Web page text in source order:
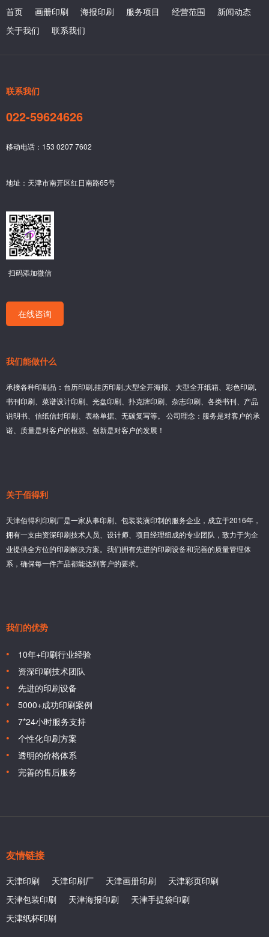
首页 画册印刷 海报印刷 服务项目 经营范围
新闻动态
关于我们
联系我们
联系我们
022-59624626
移动电话：153 0207 7602
地址：天津市南开区红日南路65号
扫码添加微信
在线咨询
我们能做什么
承接各种印刷品：台历印刷,挂历印刷,大型全开海报、大型全开纸箱、彩色印刷,
书刊印刷、菜谱设计印刷、光盘印刷、扑克牌印刷、杂志印刷、各类书刊、产品
说明书、信纸信封印刷、表格单据、无碳复写等。 公司理念：服务是对客户的承
诺、质量是对客户的根源、创新是对客户的发展！
关于佰得利
天津佰得利印刷厂是一家从事印刷、包装装潢印制的服务企业，成立于2016年，
拥有一支由资深印刷技术人员、设计师、项目经理组成的专业团队，致力于为企
业提供全方位的印刷解决方案。我们拥有先进的印刷设备和完善的质量管理体
系，确保每一件产品都能达到客户的要求。
我们的优势
10年+印刷行业经验
资深印刷技术团队
先进的印刷设备
5000+成功印刷案例
7*24小时服务支持
个性化印刷方案
透明的价格体系
完善的售后服务
友情链接
天津印刷 天津印刷厂 天津画册印刷
天津彩页印刷
天津包装印刷
天津海报印刷
天津手提袋印刷
天津纸杯印刷